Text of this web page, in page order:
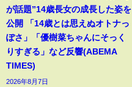
が話題”14歳長女の成長した姿を
公開 「14歳とは思えぬオトナっ
ぽさ」「優樹菜ちゃんにそっく
りすぎる」など反響(ABEMA
TIMES)
2026年8月7日